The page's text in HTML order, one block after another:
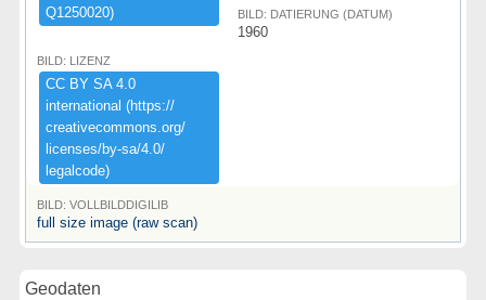
Q1250020)​
BILD: DATIERUNG (DATUM)
1960
BILD: LIZENZ
CC ​BY ​SA ​4.​0 ​
international ​(​https:​/​/​
creativecommons.​org/​
licenses/​by-​sa/​4.​0/​
legalcode)​
BILD: VOLLBILDDIGILIB
full size image (raw scan)
Geodaten